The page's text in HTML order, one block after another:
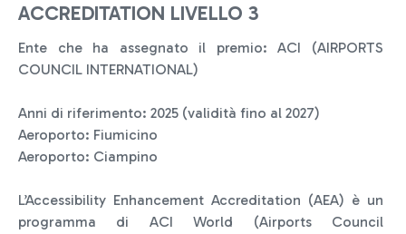
ACCREDITATION LIVELLO 3
Ente che ha assegnato il premio: ACI (AIRPORTS
COUNCIL INTERNATIONAL)
Anni di riferimento: 2025 (validità fino al 2027)
Aeroporto: Fiumicino
Aeroporto: Ciampino
L’Accessibility Enhancement Accreditation (AEA) è un
programma di ACI World (Airports Council